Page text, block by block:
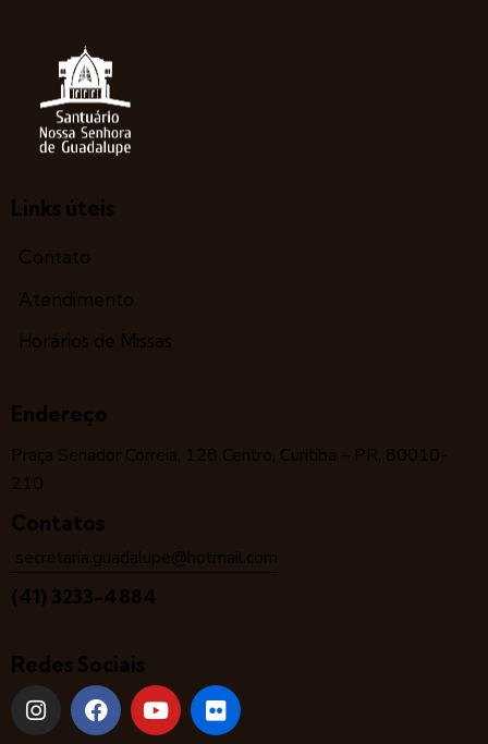
Links úteis
Contato
Atendimento
Horários de Missas
Endereço
Praça Senador Correia, 128 Centro, Curitiba – PR, 80010-
210
Contatos
secretaria.guadalupe@hotmail.com
(41) 3233-4884
Redes Sociais